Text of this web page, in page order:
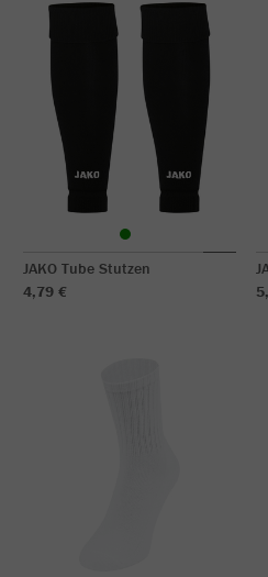
JAKO Tube Stutzen
4,79 €